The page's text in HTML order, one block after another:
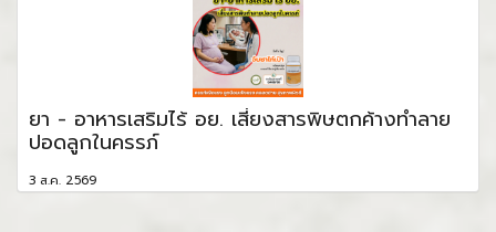
ยา - อาหารเสริมไร้ อย. เสี่ยงสารพิษตกค้างทำลาย
ปอดลูกในครรภ์
3 ส.ค. 2569